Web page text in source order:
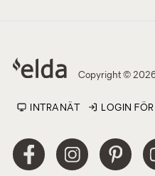
Copyright ©
INTRANÄT LOGIN